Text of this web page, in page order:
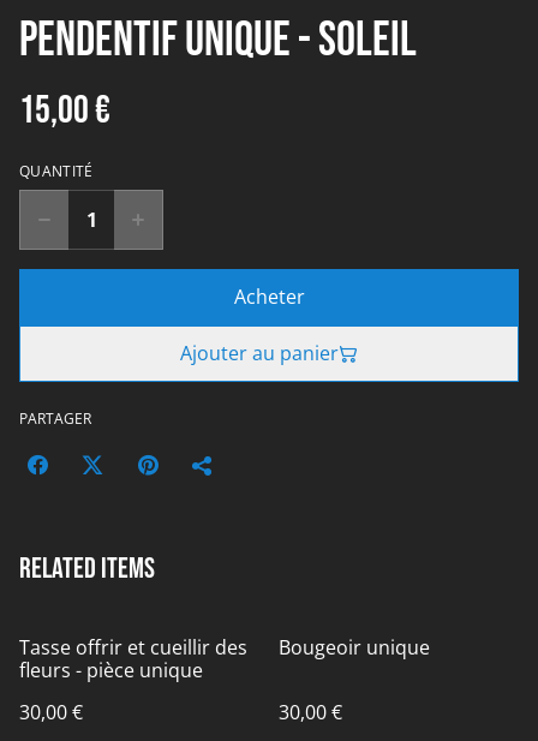
Pendentif unique - soleil
15,00 €
QUANTITÉ
Acheter
Ajouter au panier
PARTAGER
Related items
Tasse offrir et cueillir des
fleurs - pièce unique
30,00 €
Bougeoir unique
30,00 €